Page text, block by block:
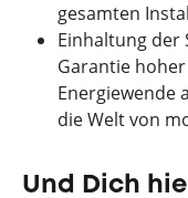
gesamten
Einhaltung der
Garantie
Energiewende
die Welt von
Und Dich